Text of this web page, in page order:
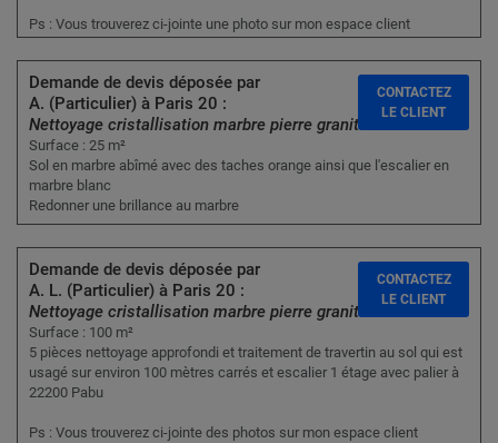
Ps : Vous trouverez ci-jointe une photo sur mon espace client
Demande de devis déposée par
A. (Particulier) à Paris 20 :
Nettoyage cristallisation marbre pierre granit
Surface : 25 m²
Sol en marbre abîmé avec des taches orange ainsi que l'escalier en
marbre blanc
Redonner une brillance au marbre
CONTACTEZ
LE CLIENT
Demande de devis déposée par
A. L. (Particulier) à Paris 20 :
Nettoyage cristallisation marbre pierre granit
Surface : 100 m²
5 pièces nettoyage approfondi et traitement de travertin au sol qui est
usagé sur environ 100 mètres carrés et escalier 1 étage avec palier à
22200 Pabu
Ps : Vous trouverez ci-jointe des photos sur mon espace client
CONTACTEZ
LE CLIENT